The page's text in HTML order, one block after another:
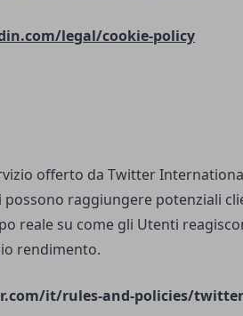
legal/cookie-policy
offerto da Twitter
raggiungere potenziali
reale su come gli Utenti
rendimento.
it/rules-and-policies/